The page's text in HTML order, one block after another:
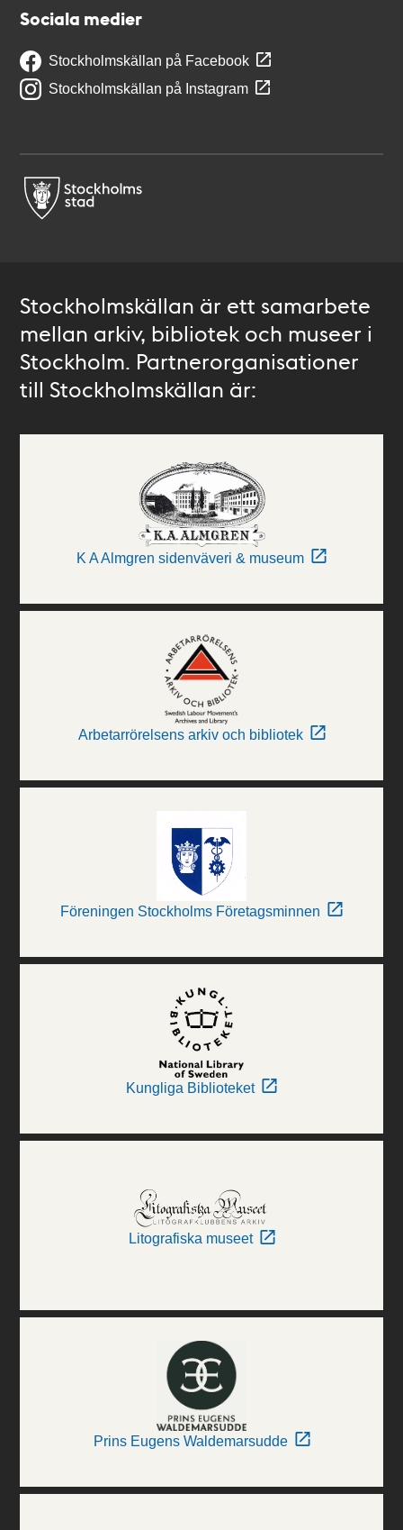
Sociala medier
Stockholmskällan på Facebook
Stockholmskällan på Instagram
Stockholmskällan är ett samarbete
mellan arkiv, bibliotek och museer i
Stockholm. Partnerorganisationer
till Stockholmskällan är:
K A Almgren sidenväveri & museum
Arbetarrörelsens arkiv och bibliotek
Föreningen Stockholms Företagsminnen
Kungliga Biblioteket
Litografiska museet
Prins Eugens Waldemarsudde